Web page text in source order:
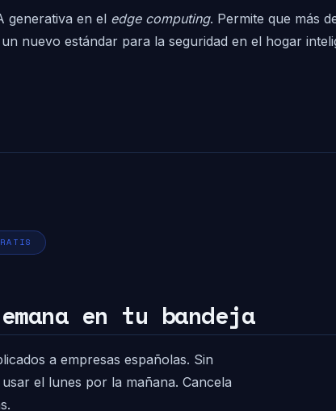
generativa en el edge computing. Permite que más
nuevo estándar para la seguridad en el hogar
en tu bandeja
a empresas españolas. Sin
el lunes por la mañana. Cancela